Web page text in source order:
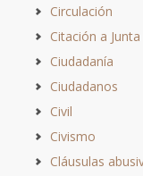
Circulación
Citación a Junta
Ciudadanía
Ciudadanos
Civil
Civismo
Cláusulas